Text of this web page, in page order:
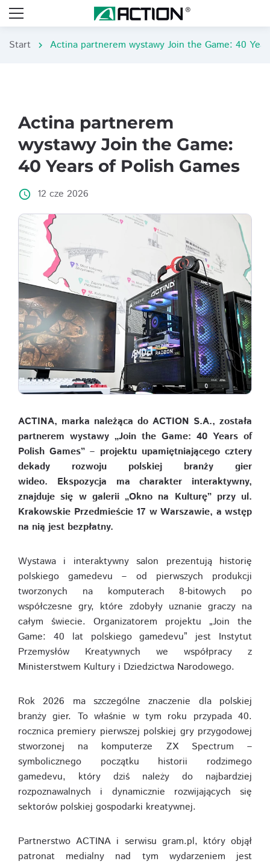
Start chevron_right
Actina partnerem
wystawy Join the Game:
40 Years of Polish Games
access_time 12 cze 2026
ACTINA, marka należąca do ACTION S.A., została
partnerem wystawy „Join the Game: 40 Years of
Polish Games” – projektu upamiętniającego cztery
dekady rozwoju polskiej branży gier
wideo. Ekspozycja ma charakter interaktywny,
znajduje się w galerii „Okno na Kulturę” przy ul.
Krakowskie Przedmieście 17 w Warszawie, a wstęp
na nią jest bezpłatny.
Wystawa i interaktywny salon prezentują historię
polskiego gamedevu – od pierwszych produkcji
tworzonych na komputerach 8-bitowych po
współczesne gry, które zdobyły uznanie graczy na
całym świecie. Organizatorem projektu „Join the
Game: 40 lat polskiego gamedevu” jest Instytut
Przemysłów Kreatywnych we współpracy z
Ministerstwem Kultury i Dziedzictwa Narodowego.
Rok 2026 ma szczególne znaczenie dla polskiej
branży gier. To właśnie w tym roku przypada 40.
rocznica premiery pierwszej polskiej gry przygodowej
stworzonej na komputerze ZX Spectrum –
symbolicznego początku historii rodzimego
gamedevu, który dziś należy do najbardziej
rozpoznawalnych i dynamicznie rozwijających się
sektorów polskiej gospodarki kreatywnej.
Partnerstwo ACTINA i serwisu gram.pl, który objął
patronat medialny nad tym wydarzeniem jest